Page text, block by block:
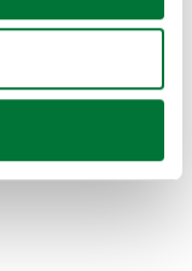
geográfica
activamente
(huellas
se procesan sus